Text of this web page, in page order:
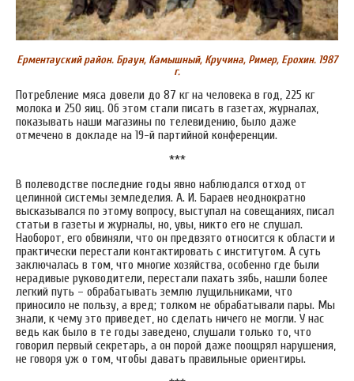
Ерментауский район. Браун, Камышный, Кручина, Ример, Ерохин. 1987
г.
Потребление мяса довели до 87 кг на человека в год, 225 кг
молока и 250 яиц. Об этом стали писать в газетах, журналах,
показывать наши магазины по телевидению, было даже
отмечено в докладе на 19-й партийной конференции.
***
В полеводстве последние годы явно наблюдался отход от
целинной системы земледелия. А. И. Бараев неоднократно
высказывался по этому вопросу, выступал на совещаниях, писал
статьи в газеты и журналы, но, увы, никто его не слушал.
Наоборот, его обвиняли, что он предвзято относится к области и
практически перестали контактировать с институтом. А суть
заключалась в том, что многие хозяйства, особенно где были
нерадивые руководители, перестали пахать зябь, нашли более
легкий путь – обрабатывать землю лущильниками, что
приносило не пользу, а вред; толком не обрабатывали пары. Мы
знали, к чему это приведет, но сделать ничего не могли. У нас
ведь как было в те годы заведено, слушали только то, что
говорил первый секретарь, а он порой даже поощрял нарушения,
не говоря уж о том, чтобы давать правильные ориентиры.